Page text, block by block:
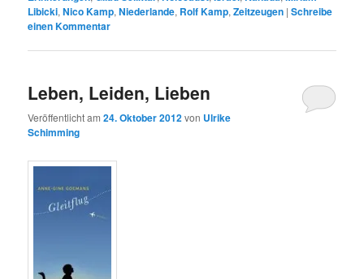
Libicki,Nico Kamp,Niederlande, Rolf Kamp,Zeitzeugen |Schreibe
einen Kommentar
Leben, Leiden, Lieben
Veröffentlicht am24. Oktober 2012von Ulrike
Schimming